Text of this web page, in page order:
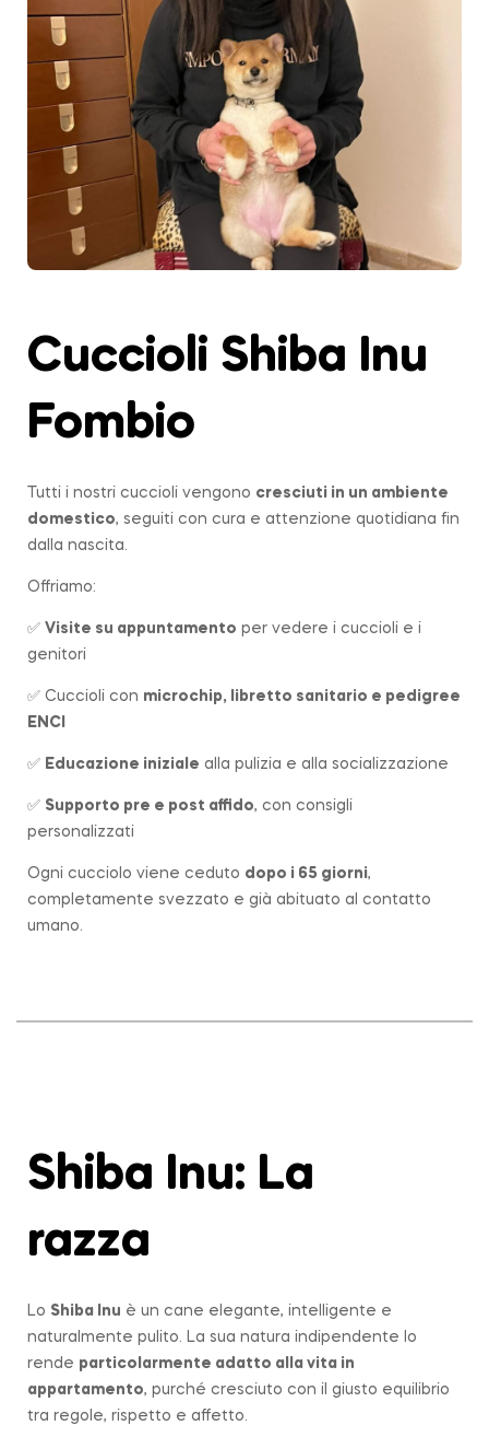
Cuccioli Shiba Inu
Fombio
Tutti i nostri cuccioli vengono cresciuti in un ambiente
domestico, seguiti con cura e attenzione quotidiana fin
dalla nascita.
Offriamo:
✅ Visite su appuntamento per vedere i cuccioli e i
genitori
✅ Cuccioli con microchip, libretto sanitario e pedigree
ENCI
✅ Educazione iniziale alla pulizia e alla socializzazione
✅ Supporto pre e post affido, con consigli
personalizzati
Ogni cucciolo viene ceduto dopo i 65 giorni,
completamente svezzato e già abituato al contatto
umano.
Shiba Inu: La
razza
Lo Shiba Inu è un cane elegante, intelligente e
naturalmente pulito. La sua natura indipendente lo
rende particolarmente adatto alla vita in
appartamento, purché cresciuto con il giusto equilibrio
tra regole, rispetto e affetto.